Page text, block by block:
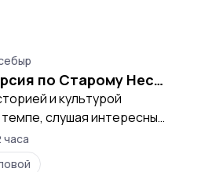
Групповая экскурсия по Старому Несебру с гидом и аудиогидом
и культурой
слушая интересные
на родном языке
часа